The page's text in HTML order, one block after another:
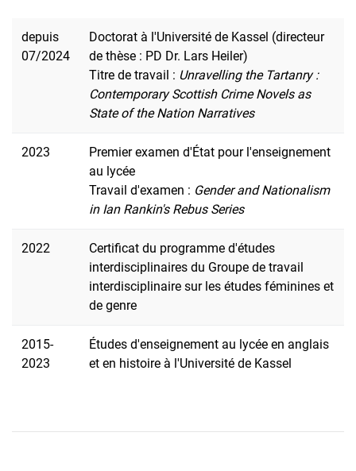
depuis
07/2024
Doctorat à l'Université de Kassel (directeur
de thèse : PD Dr. Lars Heiler)
Titre de travail : Unravelling the Tartanry :
Contemporary Scottish Crime Novels as
State of the Nation Narratives
2023
Premier examen d'État pour l'enseignement
au lycée
Travail d'examen : Gender and Nationalism
in Ian Rankin's Rebus Series
2022
Certificat du programme d'études
interdisciplinaires du Groupe de travail
interdisciplinaire sur les études féminines et
de genre
2015-
2023
Études d'enseignement au lycée en anglais
et en histoire à l'Université de Kassel